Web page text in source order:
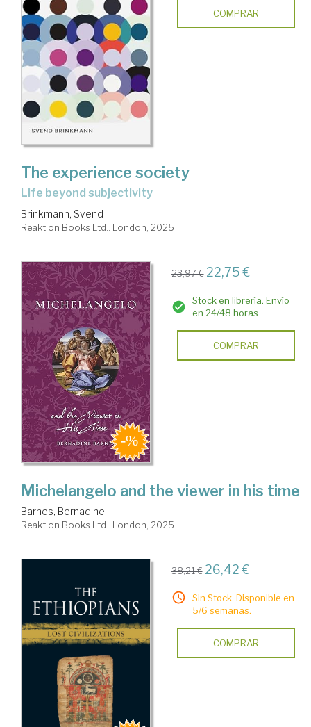
COMPRAR
The experience society
life beyond subjectivity
Brinkmann, Svend
Reaktion Books Ltd.. London, 2025
23,97 € 22,75 €
Stock en librería. Envío
en 24/48 horas
COMPRAR
Michelangelo and the viewer in his time
Barnes, Bernadine
Reaktion Books Ltd.. London, 2025
38,21 € 26,42 €
Sin Stock. Disponible en
5/6 semanas.
COMPRAR